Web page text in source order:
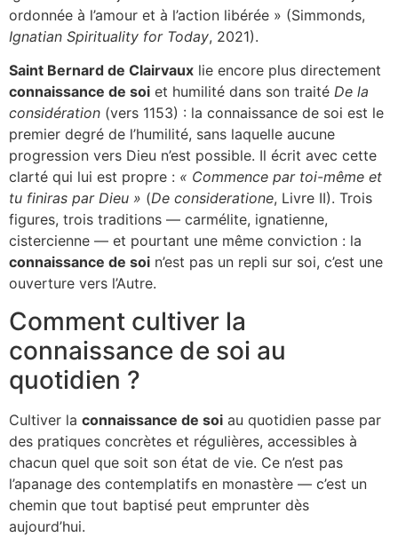
ordonnée à l’amour et à l’action libérée » (Simmonds,
Ignatian Spirituality for Today, 2021).
Saint Bernard de Clairvaux lie encore plus directement
connaissance de soi et humilité dans son traité De la
considération (vers 1153) : la connaissance de soi est le
premier degré de l’humilité, sans laquelle aucune
progression vers Dieu n’est possible. Il écrit avec cette
clarté qui lui est propre : « Commence par toi-même et
tu finiras par Dieu » (De consideratione, Livre II). Trois
figures, trois traditions — carmélite, ignatienne,
cistercienne — et pourtant une même conviction : la
connaissance de soi n’est pas un repli sur soi, c’est une
ouverture vers l’Autre.
Comment cultiver la
connaissance de soi au
quotidien ?
Cultiver la connaissance de soi au quotidien passe par
des pratiques concrètes et régulières, accessibles à
chacun quel que soit son état de vie. Ce n’est pas
l’apanage des contemplatifs en monastère — c’est un
chemin que tout baptisé peut emprunter dès
aujourd’hui.